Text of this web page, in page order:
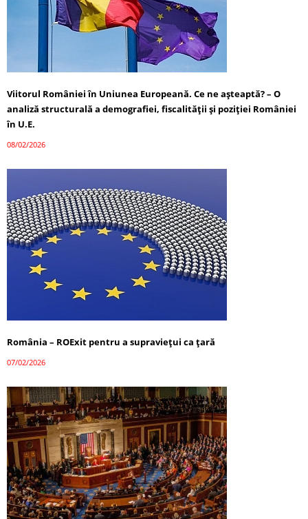
Viitorul României în Uniunea Europeană. Ce ne așteaptă? – O
analiză structurală a demografiei, fiscalității și poziției României
în U.E.
08/02/2026
România – ROExit pentru a supraviețui ca țară
07/02/2026